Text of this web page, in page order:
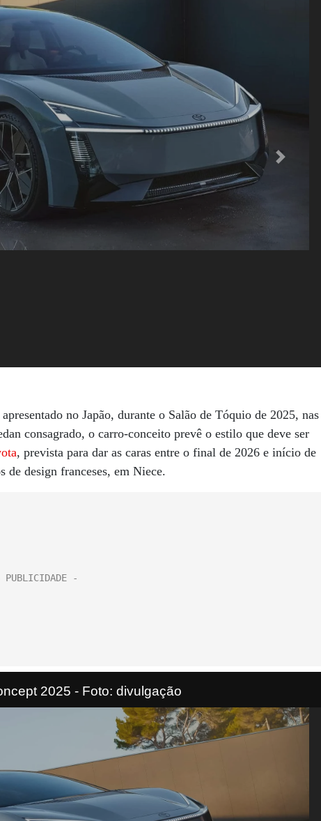
Next
no Japão, durante o Salão de Tóquio de 2025, nas
consagrado, o carro-conceito prevê o estilo que deve ser
, prevista para dar as caras entre o final de 2026 e início de
de design franceses, em Niece.
2025 - Foto: divulgação